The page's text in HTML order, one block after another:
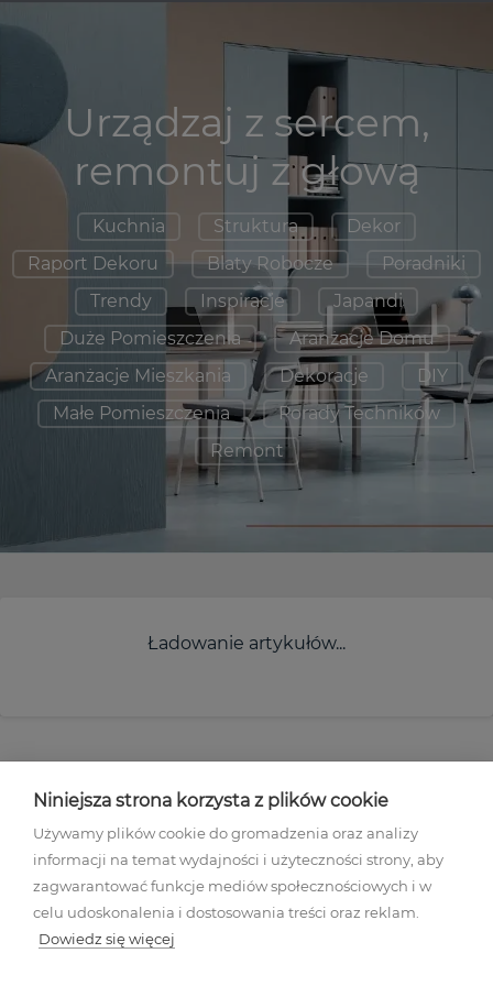
Urządzaj z sercem,
remontuj z głową
Kuchnia Struktura
Dekor
Raport Dekoru
Blaty Robocze
Poradniki
Trendy
Inspiracje
Japandi
Duże Pomieszczenia
Aranżacje Domu
Aranżacje Mieszkania
Dekoracje
DIY
Małe Pomieszczenia
Porady Techników
Remont
Ładowanie artykułów...
Regulamin akcji promocyjnej
Polityka prywatności
Regulamin
Mapa stron
Niniejsza strona korzysta z plików cookie
Używamy plików cookie do gromadzenia oraz analizy
informacji na temat wydajności i użyteczności strony, aby
zagwarantować funkcje mediów społecznościowych i w
celu udoskonalenia i dostosowania treści oraz reklam.
Dowiedz się więcej